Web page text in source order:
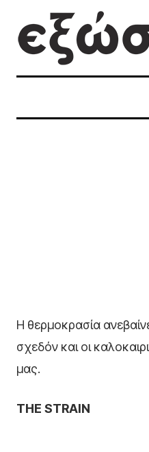
Η θερμοκρασία
σχεδόν και οι
μας.
ΤΗΕ STRAIN